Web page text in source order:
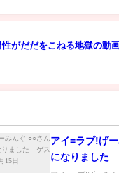
がだだをこねる地獄の動
アイ=ラブ!げ
になりました